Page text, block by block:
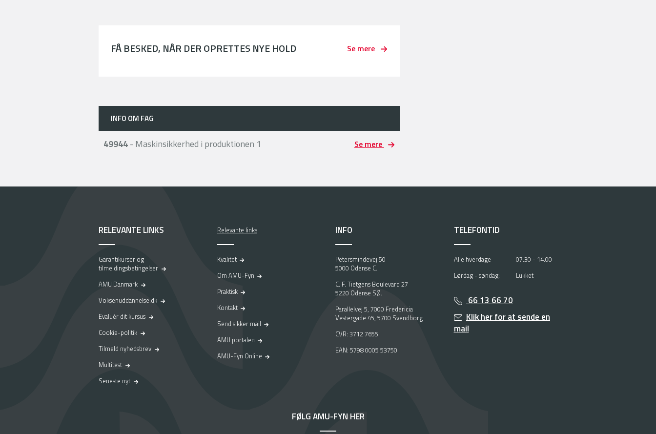
FÅ BESKED, NÅR DER OPRETTES NYE HOLD Se mere
INFO OM FAG
49944- Maskinsikkerhed i produktionen 1 Se mere
RELEVANTE LINKS
Garantikurser og
tilmeldingsbetingelser
AMU Danmark
Voksenuddannelse.dk
Evaluér dit kursus
Cookie-politik
Tilmeld nyhedsbrev
Multitest
Seneste nyt
Relevante links
Kvalitet
Om AMU-Fyn
Praktisk
Kontakt
Send sikker mail
AMU portalen
AMU-Fyn Online
INFO
Petersmindevej 50
5000 Odense C.
C. F. Tietgens Boulevard 27
5220 Odense SØ.
Parallelvej 5, 7000 Fredericia
Vestergade 45, 5700 Svendborg
CVR: 3712 7655
EAN: 5798 0005 53750
TELEFONTID
Alle hverdage
07.30 - 14.00
Lørdag - søndag:
Lukket
66 13 66 70
Klik her for at sende en
mail
FØLG AMU-FYN HER